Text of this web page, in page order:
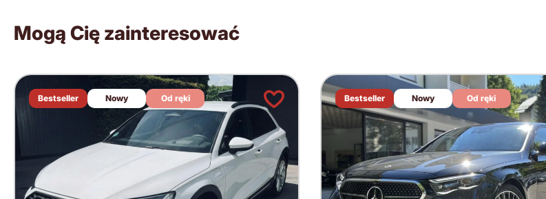
Mogą Cię zainteresować
Bestseller Nowy Od ręki Bestseller Nowy Od ręki